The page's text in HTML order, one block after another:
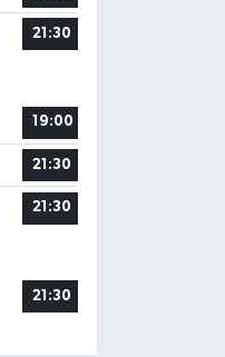
21:30
19:00
21:30
21:30
21:30